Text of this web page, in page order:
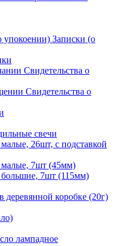
Записки (о
Свидетельства о
Свидетельства о
свечи
26шт, с подставкой
7шт (45мм)
7шт (115мм)
деревянной коробке (20г)
лампадное